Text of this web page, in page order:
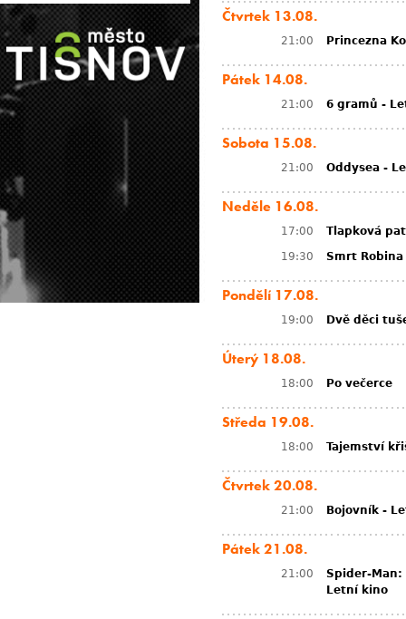
Čtvrtek 13.08.
21:00 Princezna
Pátek 14.08.
21:00 6 gramů -
Sobota 15.08.
21:00 Oddysea -
Neděle 16.08.
17:00
Tlapková
19:30
Smrt Robina
Pondělí 17.08.
19:00 Dvě děci
Úterý 18.08.
18:00 Po večerce
Středa 19.08.
18:00 Tajemství
Čtvrtek 20.08.
21:00 Bojovník -
Pátek 21.08.
21:00
Spider-
Letní kino